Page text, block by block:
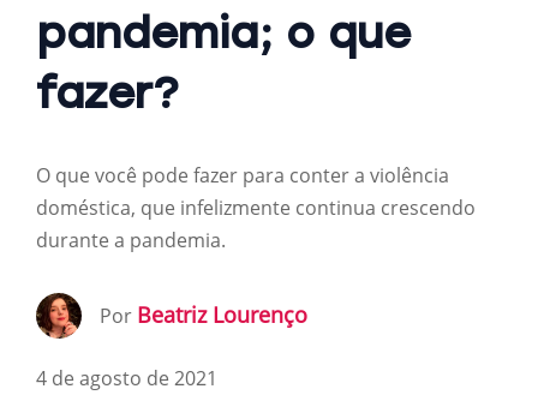
pandemia; o que
fazer?
O que você pode fazer para conter a violência
doméstica, que infelizmente continua crescendo
durante a pandemia.
Por Beatriz Lourenço
4 de agosto de 2021